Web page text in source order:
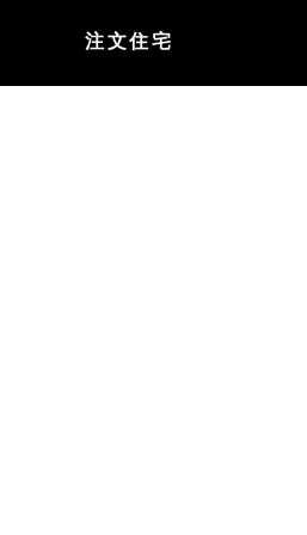
注文住宅